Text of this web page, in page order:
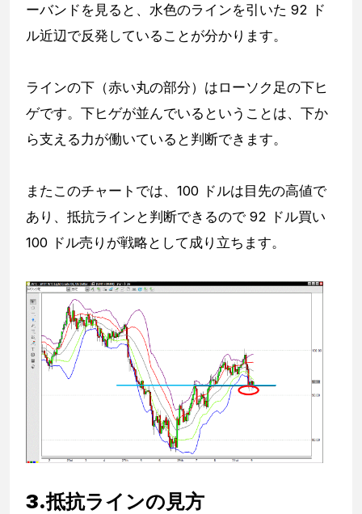
ーバンドを見ると、水色のラインを引いた 92 ド
ル近辺で反発していることが分かります。
ラインの下（赤い丸の部分）はローソク足の下ヒ
ゲです。下ヒゲが並んでいるということは、下か
ら支える力が働いていると判断できます。
またこのチャートでは、100 ドルは目先の高値で
あり、抵抗ラインと判断できるので 92 ドル買い
100 ドル売りが戦略として成り立ちます。
3.抵抗ラインの見方